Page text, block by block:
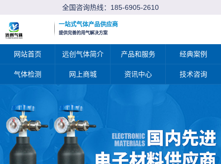
全国咨询热线： 185-6905-2610
一站式气体产品供应商
提供完善的用气解决方案
网站首页 远创气体简介 产品和服务 经典案例
气体检测 网上商城 资讯中心 技术咨询